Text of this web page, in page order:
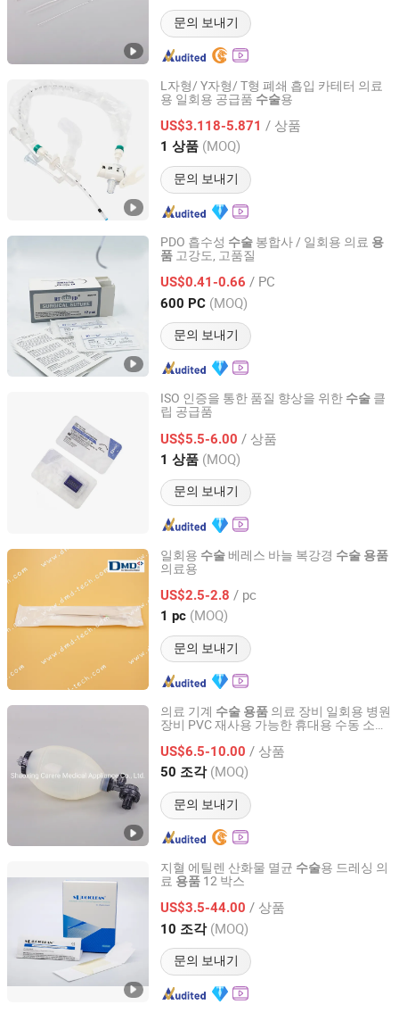
문의 보내기
L자형/ Y자형/ T형 폐쇄 흡입 카테터 의료
용 일회용 공급품 수술용
US$3.118-5.871 / 상품
1 상품 (MOQ)
문의 보내기
Guangzhou Medisys Technology Co., Ltd.
Guangdong, China 이후 2025
PDO 흡수성 수술 봉합사 / 일회용 의료 용
품 고강도, 고품질
US$0.41-0.66 / PC
600 PC (MOQ)
문의 보내기
Shandong Haidike Medical Products Co., Ltd.
Shandong, China 이후 2021
ISO 인증을 통한 품질 향상을 위한 수술 클
립 공급품
US$5.5-6.00 / 상품
1 상품 (MOQ)
문의 보내기
Qingdao Dmd Medical Technology Co., Ltd.
Shandong, China 이후 2023
일회용 수술 베레스 바늘 복강경 수술 용품
의료용
US$2.5-2.8 / pc
1 pc (MOQ)
문의 보내기
Qingdao Dmd Medical Technology Co., Ltd.
Shandong, China 이후 2023
의료 기계 수술 용품 의료 장비 일회용 병원
장비 PVC 재사용 가능한 휴대용 수동 소생
US$6.5-10.00 / 상품
50 조각 (MOQ)
문의 보내기
Shaoxing Carere Medical Appliance Co., Ltd.
Zhejiang, China 이후 2020
지혈 에틸렌 산화물 멸균 수술용 드레싱 의
료 용품 12 박스
US$3.5-44.00 / 상품
10 조각 (MOQ)
문의 보내기
Hangzhou Singclean Medical Products Co., Ltd.
Zhejiang, China 이후 2016